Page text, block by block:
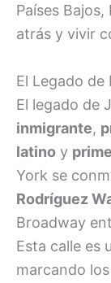
Países
atrás y vivir
El Legado de
El legado de
inmigrante,
latino y
York se
Rodríguez
Broadway
Esta calle es
marcando